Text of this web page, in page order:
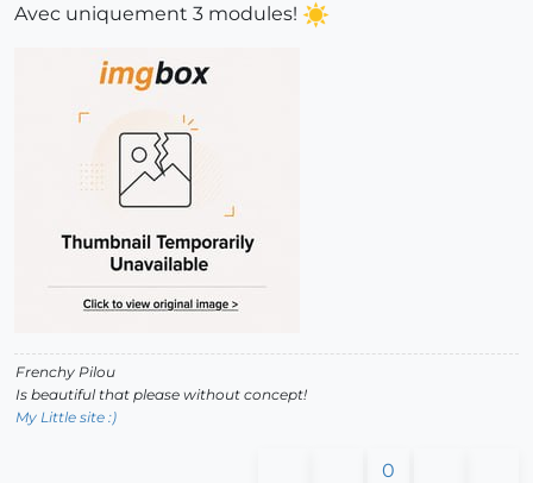
Avec uniquement 3 modules!
Frenchy Pilou
Is beautiful that please without concept!
My Little site :)
0